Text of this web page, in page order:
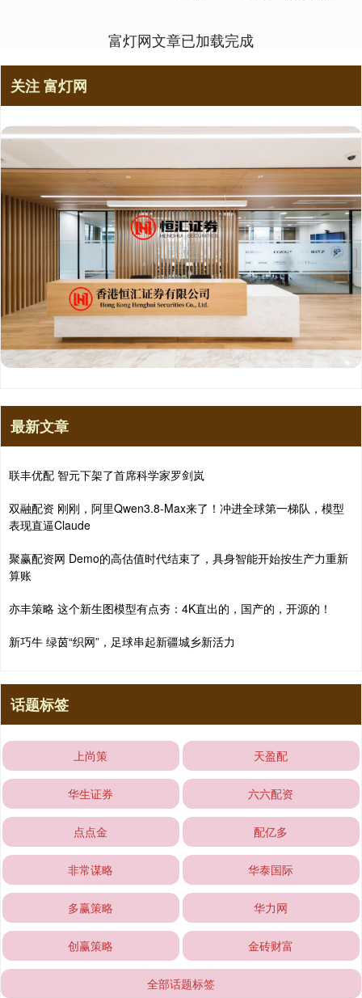
富灯网文章已加载完成
关注 富灯网
最新文章
联丰优配 智元下架了首席科学家罗剑岚
双融配资 刚刚，阿里Qwen3.8-Max来了！冲进全球第一梯队，模型
表现直逼Claude
聚赢配资网 Demo的高估值时代结束了，具身智能开始按生产力重新
算账
亦丰策略 这个新生图模型有点夯：4K直出的，国产的，开源的！
新巧牛 绿茵“织网”，足球串起新疆城乡新活力
话题标签
上尚策 天盈配
华生证券 六六配资
点点金 配亿多
非常谋略 华泰国际
多赢策略 华力网
创赢策略 金砖财富
全部话题标签